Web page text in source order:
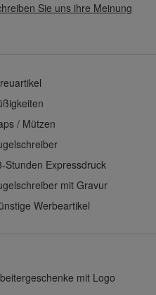
Sie uns ihre Meinung
/ Mützen
Stunden Expressdruck
mit Gravur
Werbeartikel
mit Logo